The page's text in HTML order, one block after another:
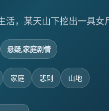
活，某天山下挖出一具女
悬疑,家庭剧情
家庭 悲剧 山地